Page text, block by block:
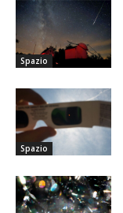
Spazio
Spazio